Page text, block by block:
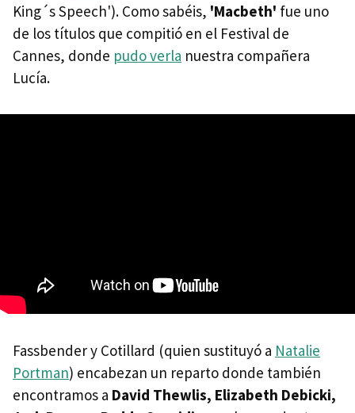
King´s Speech'). Como sabéis, 'Macbeth' fue uno
de los títulos que compitió en el Festival de
Cannes, donde pudo verla nuestra compañera
Lucía.
Fassbender y Cotillard (quien sustituyó a Natalie
Portman) encabezan un reparto donde también
encontramos a David Thewlis, Elizabeth Debicki,